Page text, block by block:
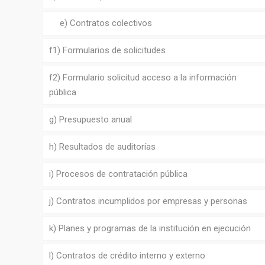
e) Contratos colectivos
f1) Formularios de solicitudes
f2) Formulario solicitud acceso a la información
pública
g) Presupuesto anual
h) Resultados de auditorías
i) Procesos de contratación pública
j) Contratos incumplidos por empresas y personas
k) Planes y programas de la institución en ejecución
l) Contratos de crédito interno y externo